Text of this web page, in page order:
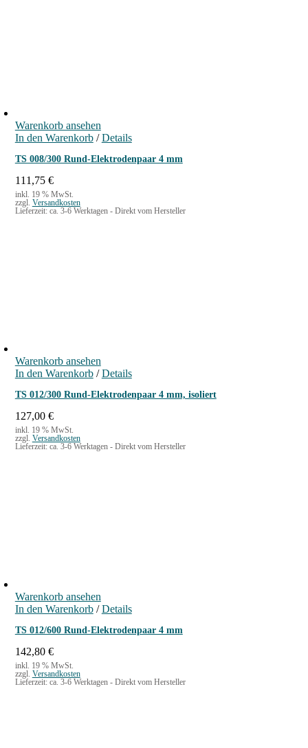
Warenkorb ansehen
In den Warenkorb / Details
TS 008/300 Rund-Elektrodenpaar 4 mm
111,75 €
inkl. 19 % MwSt.
zzgl. Versandkosten
Lieferzeit: ca. 3-6 Werktagen - Direkt vom Hersteller
Warenkorb ansehen
In den Warenkorb / Details
TS 012/300 Rund-Elektrodenpaar 4 mm, isoliert
127,00 €
inkl. 19 % MwSt.
zzgl. Versandkosten
Lieferzeit: ca. 3-6 Werktagen - Direkt vom Hersteller
Warenkorb ansehen
In den Warenkorb / Details
TS 012/600 Rund-Elektrodenpaar 4 mm
142,80 €
inkl. 19 % MwSt.
zzgl. Versandkosten
Lieferzeit: ca. 3-6 Werktagen - Direkt vom Hersteller